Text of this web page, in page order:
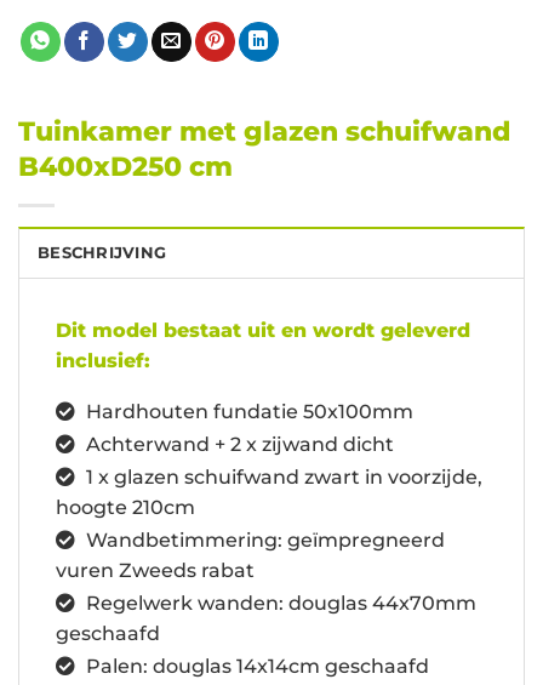
Tuinkamer met glazen schuifwand
B400xD250 cm
BESCHRIJVING
Dit model bestaat uit en wordt geleverd
inclusief:
Hardhouten fundatie 50x100mm
Achterwand + 2 x zijwand dicht
1 x glazen schuifwand zwart in voorzijde,
hoogte 210cm
Wandbetimmering: geïmpregneerd
vuren Zweeds rabat
Regelwerk wanden: douglas 44x70mm
geschaafd
Palen: douglas 14x14cm geschaafd